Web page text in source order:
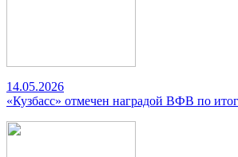
14.05.2026
«Кузбасс» отмечен наградой ВФВ по